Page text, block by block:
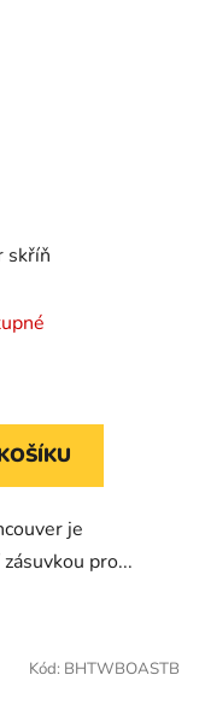
skříň
je
pro...
Kód: BHTWBOASTB